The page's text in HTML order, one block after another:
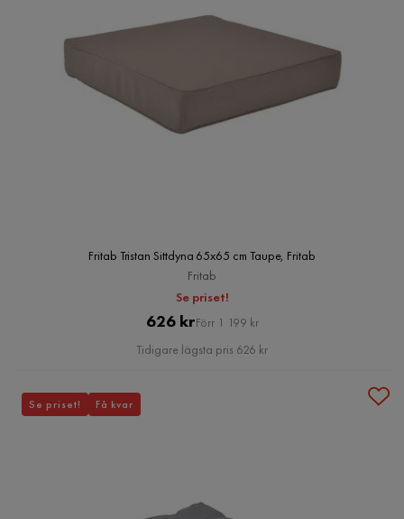
Fritab Tristan Sittdyna 65x65 cm Taupe, Fritab
Fritab
Se priset!
Pris
626 kr Original
Pris
Förr 1 199 kr
Tidigare lägsta pris 626 kr
Se priset! Få kvar